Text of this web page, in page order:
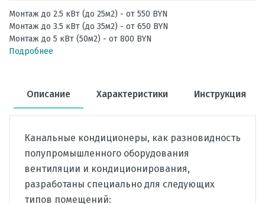
Монтаж до 2.5 кВт (до 25м2) - от 550 BYN
Монтаж до 3.5 кВт (до 35м2) - от 650 BYN
Монтаж до 5 кВт (50м2) - от 800 BYN
Подробнее
Описание Характеристики Инструкция
Канальные кондиционеры, как разновидность
полупромышленного оборудования
вентиляции и кондиционирования,
разработаны специально для следующих
типов помещений: